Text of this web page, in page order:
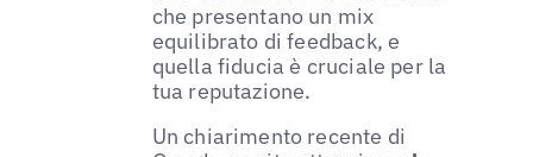
che presentano un mix
equilibrato di feedback, e
quella fiducia è cruciale per la
tua reputazione.
Un chiarimento recente di